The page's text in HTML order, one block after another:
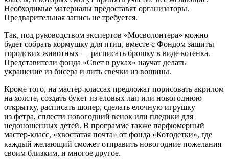
Необходимые материалы предоставят организаторы.
Предварительная запись не требуется.
Так, под руководством экспертов «Мосволонтера» можно
будет собрать кормушку для птиц, вместе с Фондом защиты
городских животных — расписать брошку в виде котенка.
Представители фонда «Свет в руках» научат делать
украшение из бисера и лить свечки из вощины.
Кроме того, на мастер-классах предложат порисовать акрилом
на холсте, создать букет из еловых лап или новогоднюю
открытку, расписать шопер, сделать елочную игрушку
из фетра, сплести новогодний венок или пледики для
недоношенных детей. В программе также парфюмерный
мастер-класс, «хвостатая почта» от фонда «Котодетки», где
каждый желающий сможет отправить новогодние пожелания
своим близким, и многое другое.